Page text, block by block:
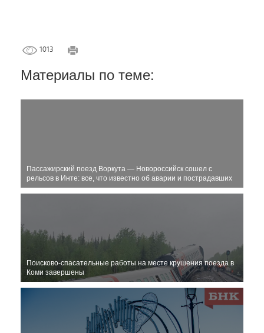
1013
Материалы по теме:
Пассажирский поезд Воркута — Новороссийск сошел с
рельсов в Инте: все, что известно об аварии и пострадавших
Поисково-спасательные работы на месте крушения поезда в
Коми завершены